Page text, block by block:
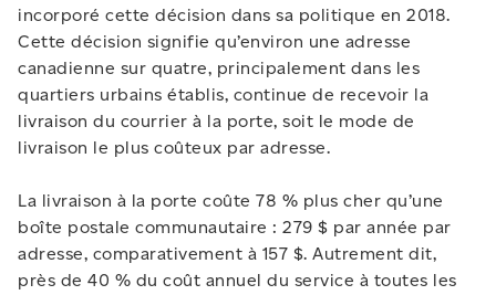
incorporé cette décision dans sa politique en 2018.
Cette décision signifie qu’environ une adresse
canadienne sur quatre, principalement dans les
quartiers urbains établis, continue de recevoir la
livraison du courrier à la porte, soit le mode de
livraison le plus coûteux par adresse.
La livraison à la porte coûte 78 % plus cher qu’une
boîte postale communautaire : 279 $ par année par
adresse, comparativement à 157 $. Autrement dit,
près de 40 % du coût annuel du service à toutes les